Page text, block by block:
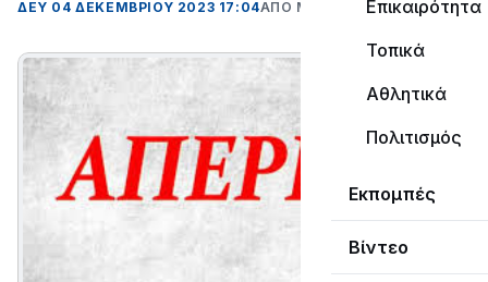
Επικαιρότητα
Τοπικά
Αθλητικά
Πολιτισμός
Εκπομπές
Βίντεο
ΔΕΥ 04 ΔΕΚΕΜΒΡΊΟΥ 2023 17:04ΑΠΌ ΜΑΝΤΩ ΚΑΠΕΝΤΖΩΝΗ